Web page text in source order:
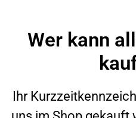
Wer kann
Ihr